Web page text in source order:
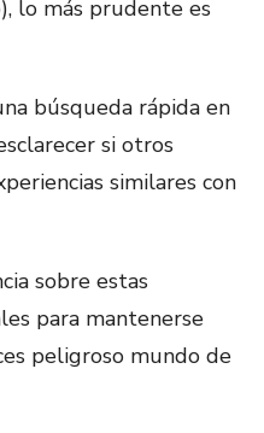
lo más prudente es
búsqueda rápida en
si otros
similares con
sobre estas
para mantenerse
peligroso mundo de